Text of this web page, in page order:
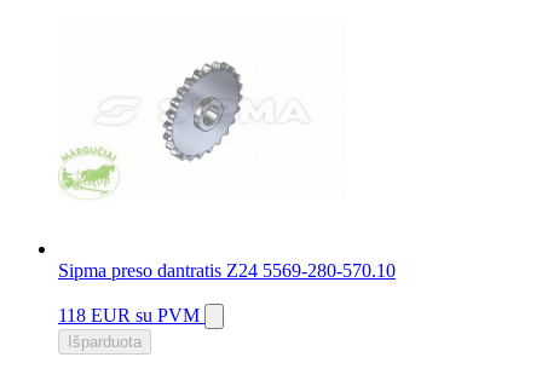
Sipma preso dantratis Z24 5569-280-570.10
118 EUR su PVM
Išparduota